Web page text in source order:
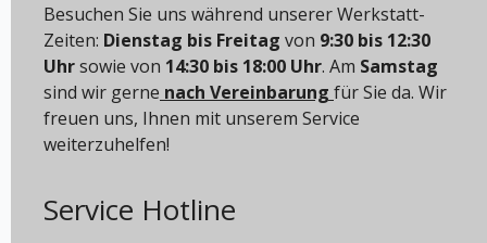
Besuchen Sie uns während unserer Werkstatt-
Zeiten: Dienstag bis Freitag von 9:30 bis 12:30
Uhrsowie von 14:30 bis 18:00 Uhr. Am Samstag
sind wir gerne nach Vereinbarung für Sie da. Wir
freuen uns, Ihnen mit unserem Service
weiterzuhelfen!
Service Hotline